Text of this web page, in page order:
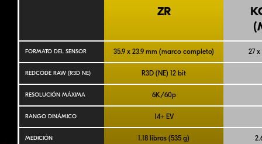
ZR
FORMATO DEL SENSOR 35.9 x 23.9 mm (marco completo) 27 x
REDCODE RAW (R3D NE) R3D (NE) 12 bit
RESOLUCIÓN MÁXIMA 6K/60p
RANGO DINÁMICO 14+ EV
MEDICIÓN 1.18 libras (535 g)